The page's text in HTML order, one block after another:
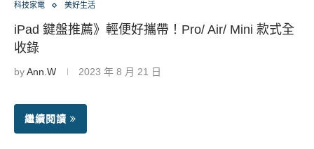
科技家電 美好生活
iPad 鍵盤推薦》輕便好攜帶！Pro/ Air/ Mini 款式全
收錄
byAnn.W 2023 年 8 月 21 日
繼續閱讀